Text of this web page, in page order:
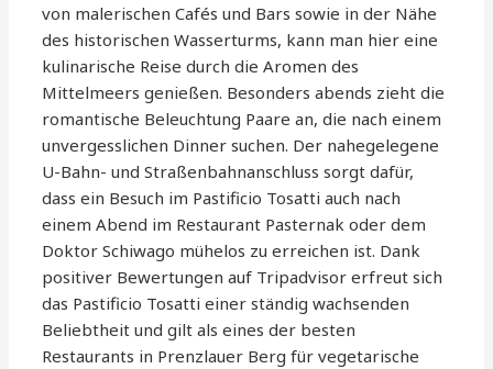
von malerischen Cafés und Bars sowie in der Nähe
des historischen Wasserturms, kann man hier eine
kulinarische Reise durch die Aromen des
Mittelmeers genießen. Besonders abends zieht die
romantische Beleuchtung Paare an, die nach einem
unvergesslichen Dinner suchen. Der nahegelegene
U-Bahn- und Straßenbahnanschluss sorgt dafür,
dass ein Besuch im Pastificio Tosatti auch nach
einem Abend im Restaurant Pasternak oder dem
Doktor Schiwago mühelos zu erreichen ist. Dank
positiver Bewertungen auf Tripadvisor erfreut sich
das Pastificio Tosatti einer ständig wachsenden
Beliebtheit und gilt als eines der besten
Restaurants in Prenzlauer Berg für vegetarische